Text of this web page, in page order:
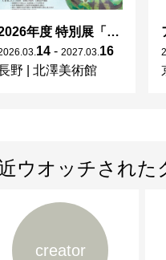
2026年度 特別展「ガレとドーム、アール･ヌーヴォーのガラス 水辺のやすらぎ、海の神秘」
03 14 - 2027 03 16
野
北澤美術館
ウオッチされた
creator